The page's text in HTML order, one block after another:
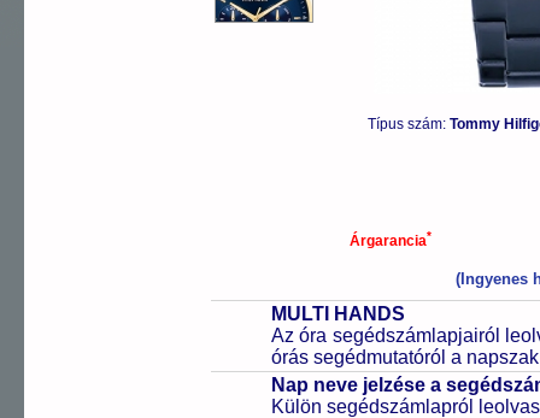
Típus szám: Tommy
Árgarancia*
(Ingyenes
MULTI HANDS
Az óra segédszámlapjairól
órás segédmutatóról a
Nap neve jelzése a
Külön segédszámlapról